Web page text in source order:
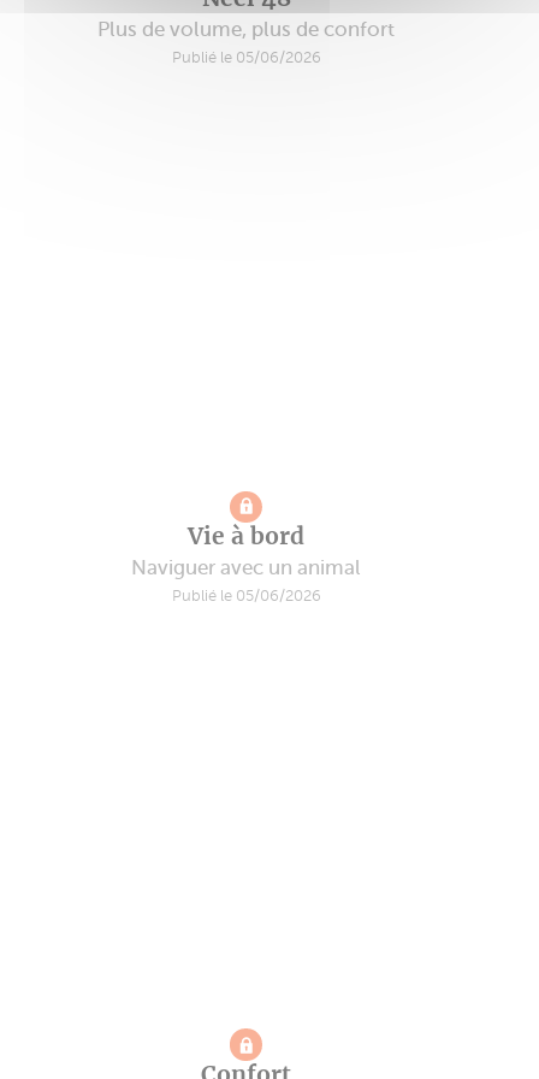
Plus de volume, plus de confort
Publié le 05/06/2026
Vie à bord
Naviguer avec un animal
Publié le 05/06/2026